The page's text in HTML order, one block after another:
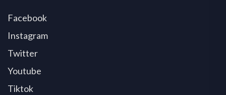
Facebook
Instagram
Twitter
Youtube
Tiktok